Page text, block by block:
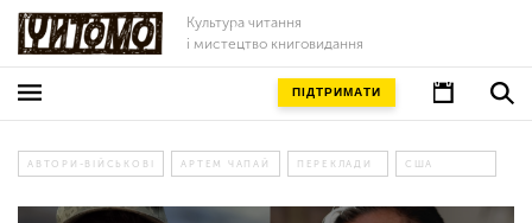
Культура читання
і мистецтво книговидання
ПІДТРИМАТИ
АВТОРИ-ВІЙСЬКОВІ АРТЕМ ЧАПАЙ ПЕРЕКЛАДИ США